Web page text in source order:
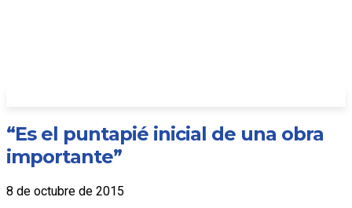
“Es el puntapié inicial de una obra
importante”
8 de octubre de 2015